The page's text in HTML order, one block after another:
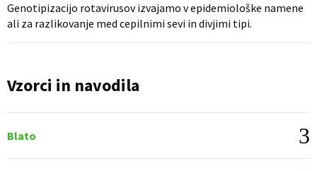
Genotipizacijo rotavirusov izvajamo v epidemiološke namene
ali za razlikovanje med cepilnimi sevi in divjimi tipi.
Vzorci in navodila
Blato